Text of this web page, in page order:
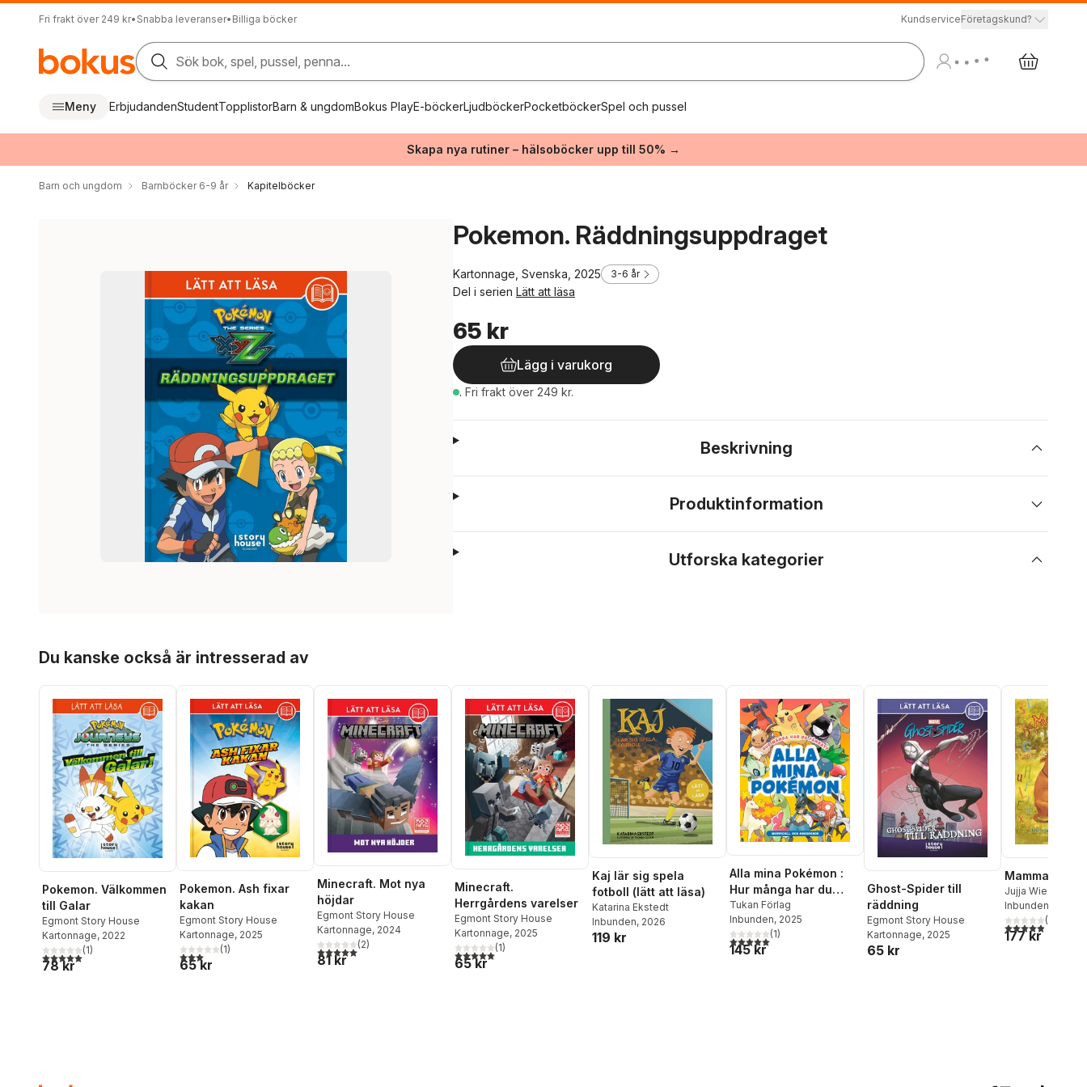
Fri frakt över 249 kr• Snabba leveranser• Billiga böcker KundserviceFöretagskund?
Sök bok, spel, pussel, penna...
Meny ErbjudandenStudentTopplistorBarn & ungdomBokus PlayE-böckerLjudböckerPocketböckerSpel och pussel
Skapa nya rutiner – hälsoböcker upp till 50% →
Barn och ungdom Barnböcker 6-9 år Kapitelböcker
Pokemon. Räddningsuppdraget
Kartonnage, Svenska, 2025 3-6 år
Del i serien Lätt att läsa
65 kr
Lägg i varukorg
. Fri frakt över 249 kr.
Beskrivning
Produktinformation
Utforska kategorier
Du kanske också är intresserad av
Pokemon. Välkommen
till Galar
Egmont Story House
Kartonnage, 2022
5,0utav 5 stjärnor. Totalt antal röster:
(1)
78 kr
Pokemon. Ash fixar
kakan
Egmont Story House
Kartonnage, 2025
3,0utav 5 stjärnor. Totalt antal röster:
(1)
65 kr
Minecraft. Mot nya
höjdar
Egmont Story House
Kartonnage, 2024
5,0utav 5 stjärnor. Totalt antal röster:
(2)
81 kr
Minecraft.
Herrgårdens varelser
Egmont Story House
Kartonnage, 2025
5,0utav 5 stjärnor. Totalt antal röster:
(1)
65 kr
Kaj lär sig spela
fotboll (lätt att läsa)
Katarina Ekstedt
Inbunden, 2026
119 kr
Alla mina Pokémon :
Hur många har du
fångat?
Tukan Förlag
Inbunden, 2025
5,0utav 5 stjärnor. Totalt antal röster:
(1)
145 kr
Ghost-Spider till
räddning
Egmont Story House
Kartonnage, 2025
65 kr
Mamma Mu
Jujja Wieslander
Nordqvist
Inbunden
4,9utav 5(
177 kr